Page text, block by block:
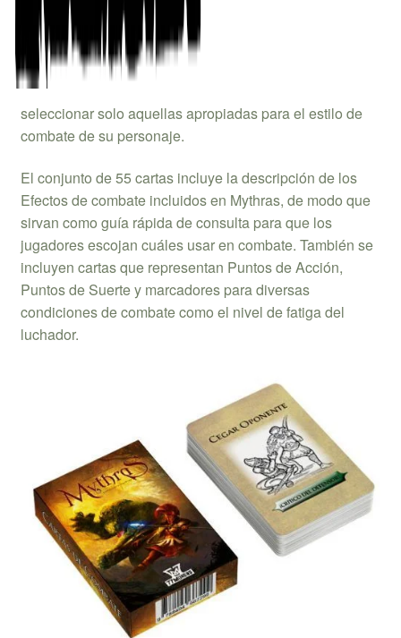
de Mythras. Cada carta describe los efectos de uno de
estos efectos especiales, junto con una ilustración que
permite visualizar la acción emprendida. Los Jugadores
y Directores pueden usar el juego completo de cartas o
seleccionar solo aquellas apropiadas para el estilo de
combate de su personaje.
El conjunto de 55 cartas incluye la descripción de los
Efectos de combate incluidos en Mythras, de modo que
sirvan como guía rápida de consulta para que los
jugadores escojan cuáles usar en combate. También se
incluyen cartas que representan Puntos de Acción,
Puntos de Suerte y marcadores para diversas
condiciones de combate como el nivel de fatiga del
luchador.